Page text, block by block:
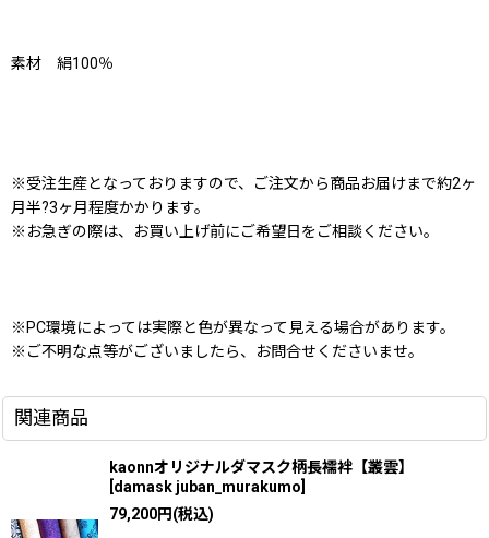
素材 絹100％
※受注生産となっておりますので、ご注文から商品お届けまで約2ヶ
月半?3ヶ月程度かかります。
※お急ぎの際は、お買い上げ前にご希望日をご相談ください。
※PC環境によっては実際と色が異なって見える場合があります。
※ご不明な点等がございましたら、お問合せくださいませ。
関連商品
kaonnオリジナルダマスク柄長襦袢【叢雲】
damask juban_murakumo
79,200円(税込)